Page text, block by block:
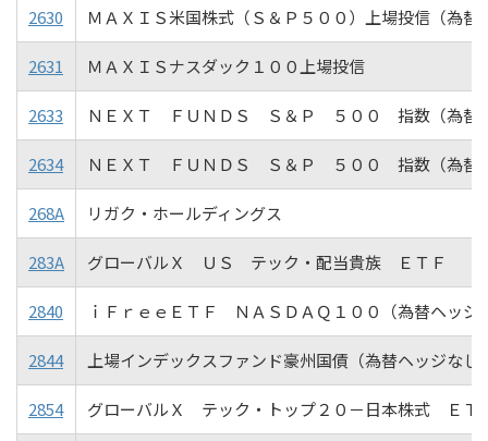
2630 ＭＡＸＩＳ米国株式（Ｓ＆Ｐ５００）上場投信（為替
2631 ＭＡＸＩＳナスダック１００上場投信
2633 ＮＥＸＴ ＦＵＮＤＳ Ｓ＆Ｐ ５００ 指数（為替
2634 ＮＥＸＴ ＦＵＮＤＳ Ｓ＆Ｐ ５００ 指数（為替
268A リガク・ホールディングス
283A グローバルＸ ＵＳ テック・配当貴族 ＥＴＦ
2840 ｉＦｒｅｅＥＴＦ ＮＡＳＤＡＱ１００（為替ヘッジ
2844 上場インデックスファンド豪州国債（為替ヘッジなし
2854 グローバルＸ テック・トップ２０－日本株式 ＥＴ